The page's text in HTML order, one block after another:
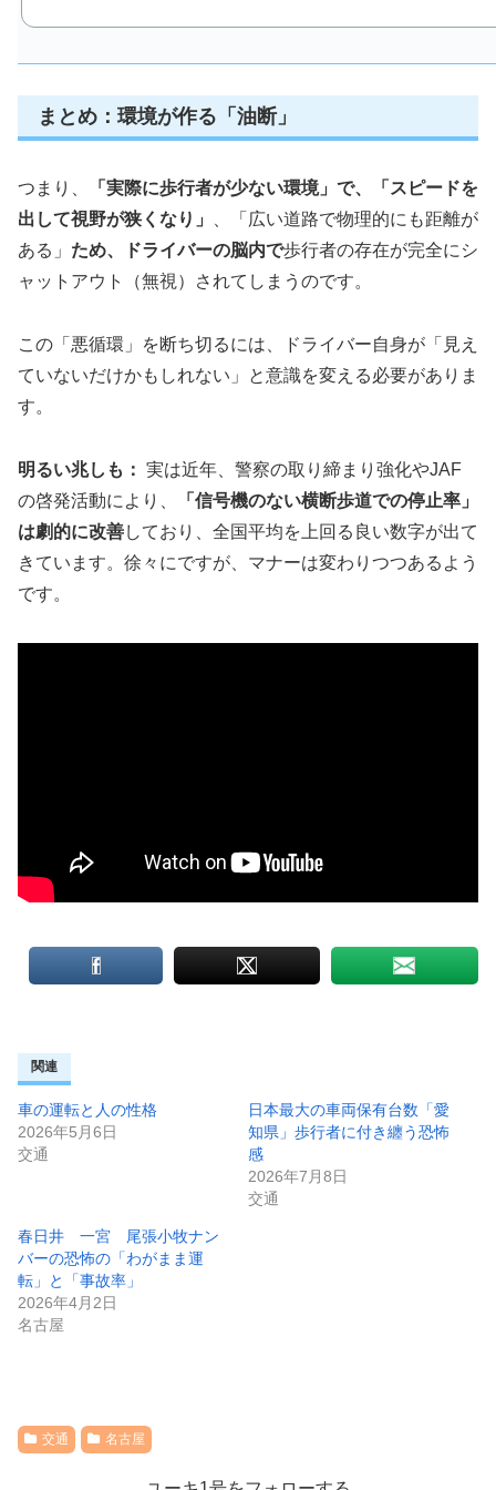
まとめ：環境が作る「油断」
つまり、
「実際に歩行者が少ない環境」で、「スピードを
出して視野が狭くなり」
、「広い道路で物理的にも距離が
ある」 ため、ドライバーの脳内で歩行者の存在が完全にシ
ャットアウト（無視）されてしまうのです。
この「悪循環」を断ち切るには、ドライバー自身が「見え
ていないだけかもしれない」と意識を変える必要がありま
す。
明るい兆しも： 実は近年、警察の取り締まり強化やJAF
の啓発活動により、
「信号機のない横断歩道での停止率」
は劇的に改善しており、全国平均を上回る良い数字が出て
きています。徐々にですが、マナーは変わりつつあるよう
です。
関連
車の運転と人の性格
2026年5月6日
交通
日本最大の車両保有台数「愛
知県」歩行者に付き纏う恐怖
感
2026年7月8日
交通
春日井 一宮 尾張小牧ナン
バーの恐怖の「わがまま運
転」と「事故率」
2026年4月2日
名古屋
交通 名古屋